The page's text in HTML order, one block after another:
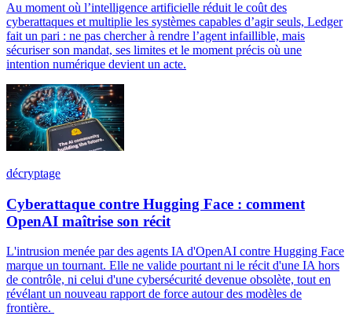
Au moment où l’intelligence artificielle réduit le coût des
cyberattaques et multiplie les systèmes capables d’agir seuls, Ledger
fait un pari : ne pas chercher à rendre l’agent infaillible, mais
sécuriser son mandat, ses limites et le moment précis où une
intention numérique devient un acte.
décryptage
Cyberattaque contre Hugging Face : comment
OpenAI maîtrise son récit
L'intrusion menée par des agents IA d'OpenAI contre Hugging Face
marque un tournant. Elle ne valide pourtant ni le récit d'une IA hors
de contrôle, ni celui d'une cybersécurité devenue obsolète, tout en
révélant un nouveau rapport de force autour des modèles de
frontière.